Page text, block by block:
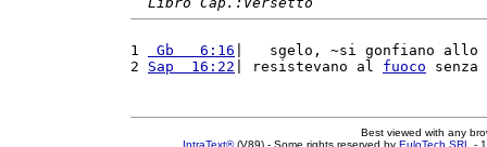
1 Gb   6:16 |   sgelo, ~si gonfiano allo
2 Sap  16:22 | resistevano al fuoco senza
Best viewed with any
IntraText®(V89) - Some rights reserved by EuloTech SRL -